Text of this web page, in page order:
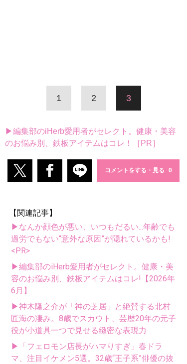
1 2 3
▶編集部のiHerb愛用者がセレクト。健康・美容
のお悩み別、鉄板アイテムはコレ！［PR］
コメントをする・見る
【関連記事】
▶なんか顔色が悪い、いつもだるい...年齢でも
過労でもない“意外な原因”が隠れているかも!
<PR>
▶編集部のiHerb愛用者がセレクト。健康・美
容のお悩み別、鉄板アイテムはコレ!【2026年
6月】
▶神木隆之介が「神の芝居」と絶賛する北村
匠海の凄み。8歳でスカウト、芸歴20年の元子
役が小道具一つで見せる緻密な表現力
▶「フェロモン店長がハマりすぎ」春ドラ
マ、注目イケメン5選。32歳“王子系”俳優の抜